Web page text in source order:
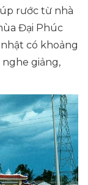
rước từ nhà
Đại Phúc
có khoảng
nghe giảng,